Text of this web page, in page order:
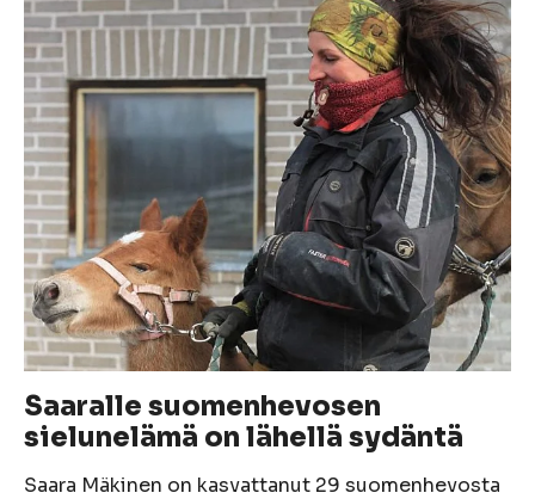
Saaralle suomenhevosen
sielunelämä on lähellä sydäntä
Saara Mäkinen on kasvattanut 29 suomenhevosta